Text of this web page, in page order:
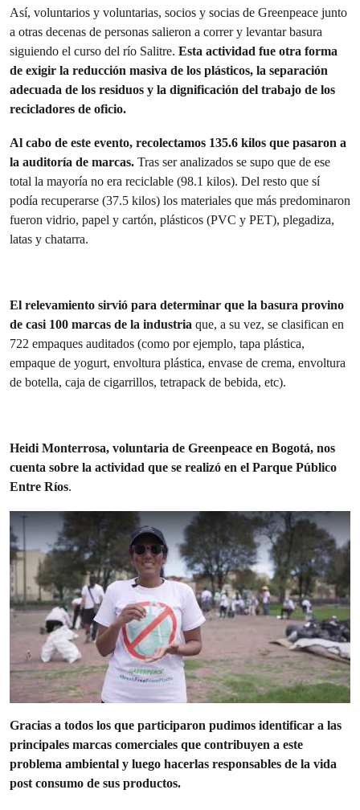
Así, voluntarios y voluntarias, socios y socias de Greenpeace junto
a otras decenas de personas salieron a correr y levantar basura
siguiendo el curso del río Salitre. Esta actividad fue otra forma
de exigir la reducción masiva de los plásticos, la separación
adecuada de los residuos y la dignificación del trabajo de los
recicladores de oficio.
Al cabo de este evento, recolectamos 135.6 kilos que pasaron a
la auditoría de marcas. Tras ser analizados se supo que de ese
total la mayoría no era reciclable (98.1 kilos). Del resto que sí
podía recuperarse (37.5 kilos) los materiales que más predominaron
fueron vidrio, papel y cartón, plásticos (PVC y PET), plegadiza,
latas y chatarra.
El relevamiento sirvió para determinar que la basura provino
de casi 100 marcas de la industria que, a su vez, se clasifican en
722 empaques auditados (como por ejemplo, tapa plástica,
empaque de yogurt, envoltura plástica, envase de crema, envoltura
de botella, caja de cigarrillos, tetrapack de bebida, etc).
Heidi Monterrosa, voluntaria de Greenpeace en Bogotá, nos
cuenta sobre la actividad que se realizó en el Parque Público
Entre Ríos.
Gracias a todos los que participaron pudimos identificar a las
principales marcas comerciales que contribuyen a este
problema ambiental y luego hacerlas responsables de la vida
post consumo de sus productos.